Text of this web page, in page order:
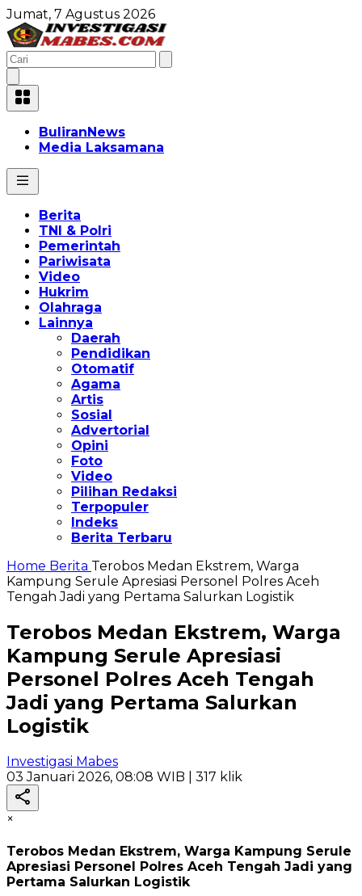
Jumat, 7 Agustus 2026
BuliranNews
Media Laksamana
Berita
TNI & Polri
Pemerintah
Pariwisata
Video
Hukrim
Olahraga
Lainnya
Daerah
Pendidikan
Otomatif
Agama
Artis
Sosial
Advertorial
Opini
Foto
Video
Pilihan Redaksi
Terpopuler
Indeks
Berita Terbaru
Home Berita Terobos Medan Ekstrem, Warga
Kampung Serule Apresiasi Personel Polres Aceh
Tengah Jadi yang Pertama Salurkan Logistik
Terobos Medan Ekstrem, Warga
Kampung Serule Apresiasi
Personel Polres Aceh Tengah
Jadi yang Pertama Salurkan
Logistik
Investigasi Mabes
03 Januari 2026, 08:08 WIB | 317 klik
×
Terobos Medan Ekstrem, Warga Kampung Serule
Apresiasi Personel Polres Aceh Tengah Jadi yang
Pertama Salurkan Logistik